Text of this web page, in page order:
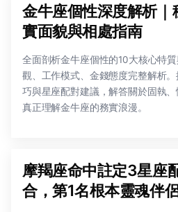
金牛座個性深度解析｜
實面貌與相處指南
全面剖析金牛座個性的10大核心特
觀、工作模式、金錢態度完整解析
巧與星座配對建議，解答關於固執
真正理解金牛座的務實浪漫。
摩羯座命中註定3星座
合，第1名根本靈魂伴